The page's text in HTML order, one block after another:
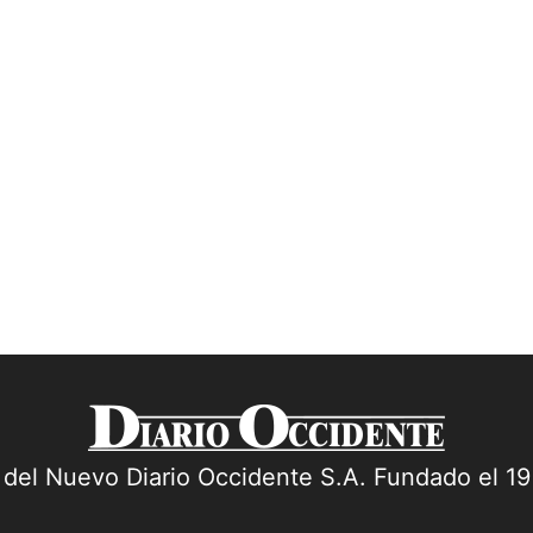
Nuevo Diario Occidente S.A. Fundado el